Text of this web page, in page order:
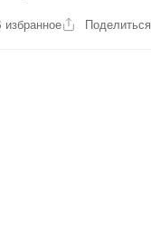
избранное Поделиться